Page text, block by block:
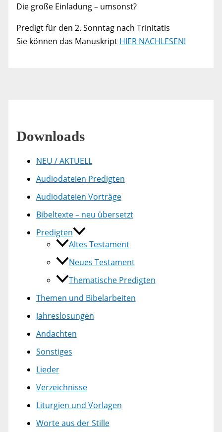
Die große Einladung – umsonst?
Predigt für den 2. Sonntag nach Trinitatis
Sie können das Manuskript HIER NACHLESEN!
Downloads
NEU / AKTUELL
Audiodateien Predigten
Audiodateien Vorträge
Bibeltexte – neu übersetzt
Predigten
Altes Testament
Neues Testament
Thematische Predigten
Themen und Bibelarbeiten
Jahreslosungen
Andachten
Sonstiges
Lieder
Verzeichnisse
Liturgien und Vorlagen
Worte aus der Stille